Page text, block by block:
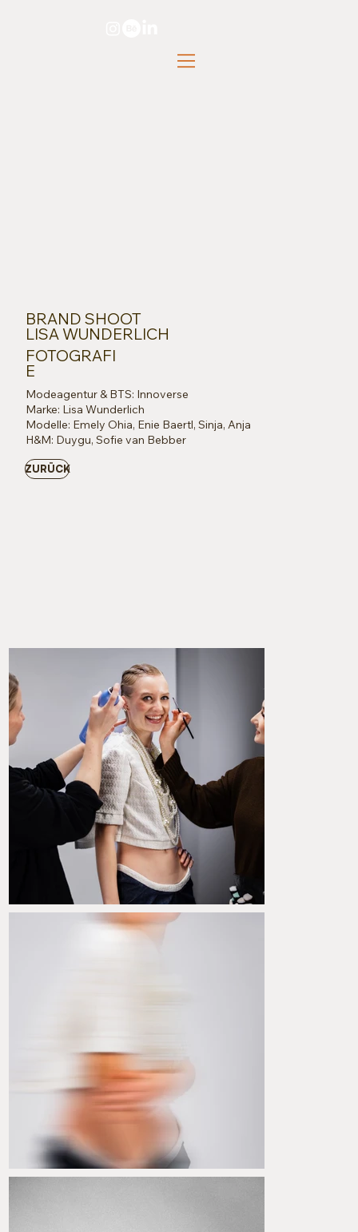
BRAND SHOOT
LISA WUNDERLICH
FOTOGRAFI
E
Modeagentur & BTS: Innoverse
Marke: Lisa Wunderlich
Modelle: Emely Ohia, Enie Baertl, Sinja, Anja
H&M: Duygu, Sofie van Bebber
ZURÜCK